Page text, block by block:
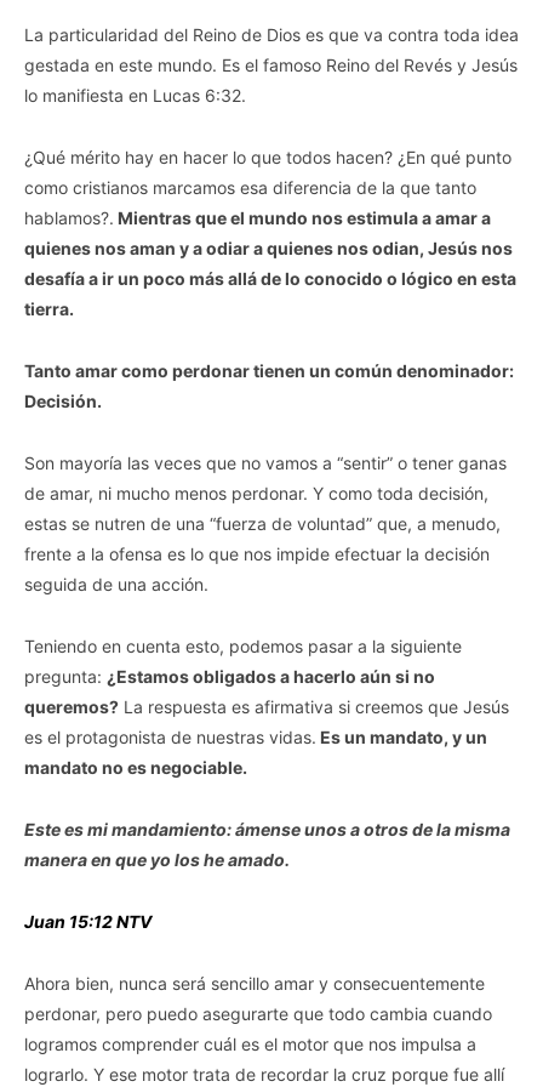
La particularidad del Reino de Dios es que va contra toda idea
gestada en este mundo. Es el famoso Reino del Revés y Jesús
lo manifiesta en Lucas 6:32.
¿Qué mérito hay en hacer lo que todos hacen? ¿En qué punto
como cristianos marcamos esa diferencia de la que tanto
hablamos?. Mientras que el mundo nos estimula a amar a
quienes nos aman y a odiar a quienes nos odian, Jesús nos
desafía a ir un poco más allá de lo conocido o lógico en esta
tierra.
Tanto amar como perdonar tienen un común denominador:
Decisión.
Son mayoría las veces que no vamos a “sentir” o tener ganas
de amar, ni mucho menos perdonar. Y como toda decisión,
estas se nutren de una “fuerza de voluntad” que, a menudo,
frente a la ofensa es lo que nos impide efectuar la decisión
seguida de una acción.
Teniendo en cuenta esto, podemos pasar a la siguiente
pregunta: ¿Estamos obligados a hacerlo aún si no
queremos? La respuesta es afirmativa si creemos que Jesús
es el protagonista de nuestras vidas. Es un mandato, y un
mandato no es negociable.
Este es mi mandamiento: ámense unos a otros de la misma
manera en que yo los he amado.
Juan 15:12 NTV
Ahora bien, nunca será sencillo amar y consecuentemente
perdonar, pero puedo asegurarte que todo cambia cuando
logramos comprender cuál es el motor que nos impulsa a
lograrlo. Y ese motor trata de recordar la cruz porque fue allí